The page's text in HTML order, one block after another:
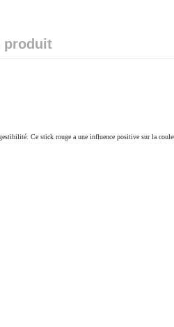
produit
Ce stick rouge a une influence positive sur la